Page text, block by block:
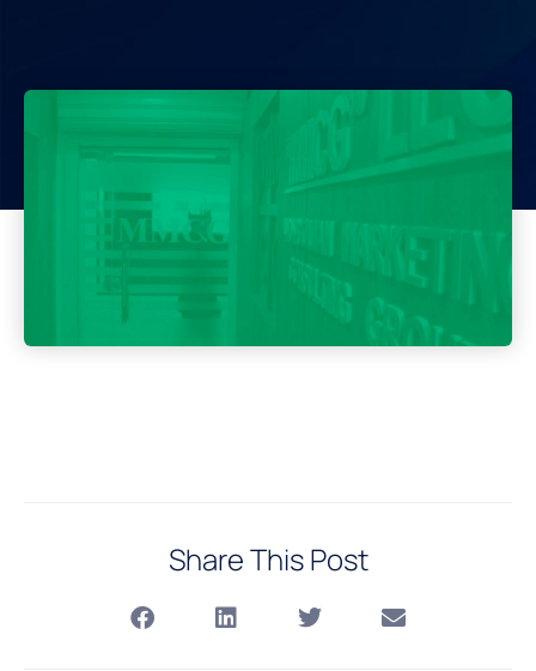
Share This Post